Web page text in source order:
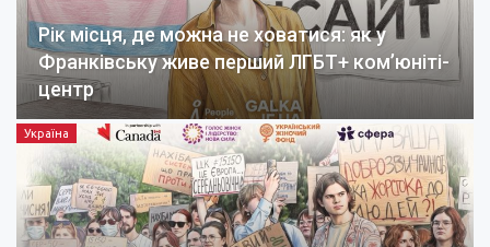
Рік місця, де можна не ховатися: як у
Франківську живе перший ЛГБТ+ ком’юніті-
центр
Україна